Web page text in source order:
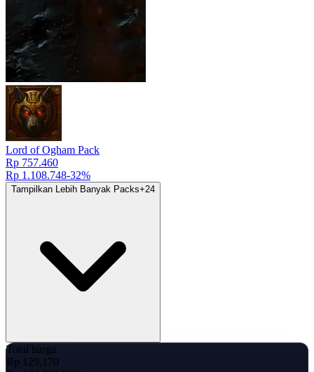
Lord of Ogham Pack
Rp 757.460
Rp 1.108.748-32%
Tampilkan Lebih Banyak Packs+24
Total harga
Rp 129.170